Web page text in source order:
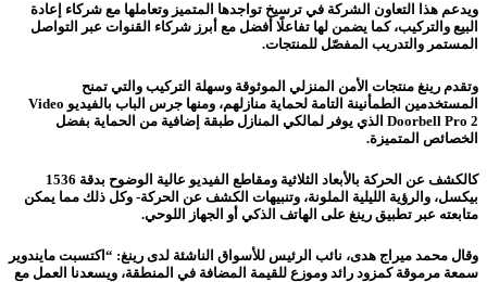
ويدعم هذا التعاون الشركة في ترسيخ تواجدها المتميز وتعاملها مع شركاء إعادة
البيع والتركيب، كما يضمن لها تفاعلًا أفضل مع أبرز شركاء القنوات عبر التواصل
المستمر والتدريب المفصّل للمنتجات.
وتقدم رينغ منتجات الأمن المنزلي الموثوقة وسهلة التركيب والتي تمنح
المستخدمين الطمأنينة التامة لحماية منازلهم، ومنها جرس الباب بالفيديو Video
Doorbell Pro 2 الذي يوفر لمالكي المنازل طبقة إضافية من الحماية بفضل
الخصائص المتميزة.
كالكشف عن الحركة بالأبعاد الثلاثية ومقاطع الفيديو عالية الوضوح بدقة 1536
بيكسل، والرؤية الليلية الملونة، وتنبيهات الكشف عن الحركة- وكل ذلك مما يمكن
متابعته عبر تطبيق رينغ على الهاتف الذكي أو الجهاز اللوحي.
وقال محمد ميراج هدى، نائب الرئيس للأسواق الناشئة لدى رينغ: “اكتسبت مايندوير
سمعة مرموقة كمزود رائد وموزع للقيمة المضافة في المنطقة، ويسعدنا العمل مع